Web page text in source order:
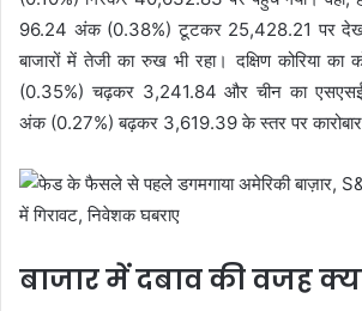
96.24 अंक (0.38%) टूटकर 25,428.21 पर
बाजारों में तेजी का रुख भी रहा। दक्षिण कोरिया
(0.35%) चढ़कर 3,241.84 और चीन का
अंक (0.27%) बढ़कर 3,619.39 के स्तर पर कारोबार
बाजार में दबाव की वजह